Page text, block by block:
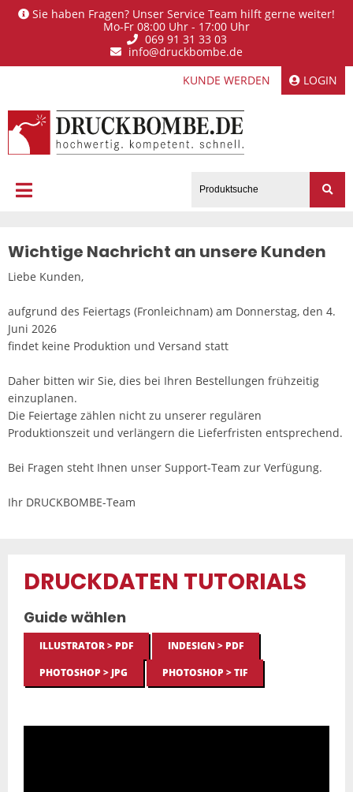
Sie haben Fragen? Unser Service Team hilft gerne weiter!
Mo-Fr 08:00 Uhr - 17:00 Uhr
069 91 31 33 03
info@druckbombe.de
KUNDE WERDEN
LOGIN
Wichtige Nachricht an unsere Kunden
Liebe Kunden,
aufgrund des Feiertags (Fronleichnam) am Donnerstag, den 4.
Juni 2026
findet keine Produktion und Versand statt
Daher bitten wir Sie, dies bei Ihren Bestellungen frühzeitig
einzuplanen.
Die Feiertage zählen nicht zu unserer regulären
Produktionszeit und verlängern die Lieferfristen entsprechend.
Bei Fragen steht Ihnen unser Support-Team zur Verfügung.
Ihr DRUCKBOMBE-Team
DRUCKDATEN TUTORIALS
Guide wählen
ILLUSTRATOR > PDF
INDESIGN > PDF
PHOTOSHOP > JPG
PHOTOSHOP > TIF